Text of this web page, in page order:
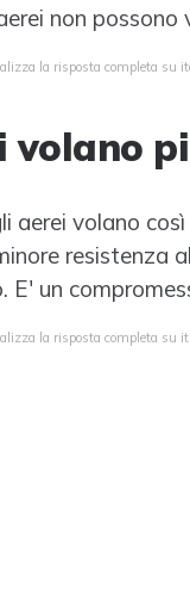
non
la risposta completa su
volano
aerei volano
resistenza
E' un
la risposta completa su